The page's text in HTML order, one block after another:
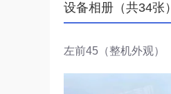
设备相册（共34张）
左前45（整机外观）